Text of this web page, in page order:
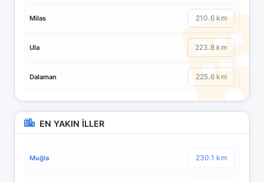
Milas 210.6 km
Ula 223.8 km
Dalaman 225.6 km
EN YAKIN İLLER
Muğla 230.1 km